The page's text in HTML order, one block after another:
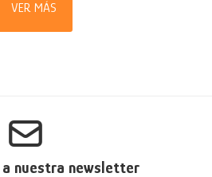
VER MÁS
nuestra newsletter